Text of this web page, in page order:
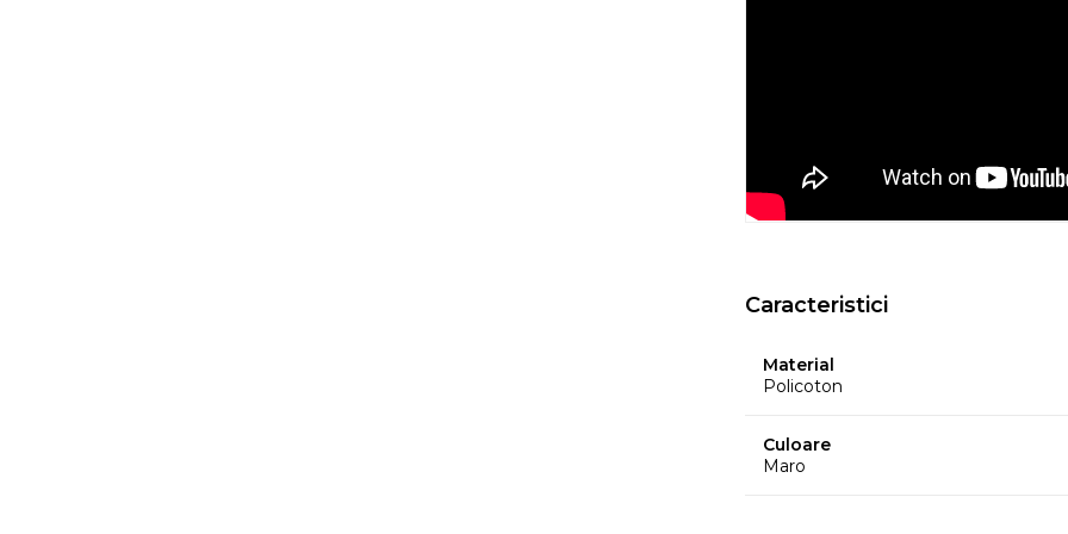
este un brand spaniol de
huselor pentru mobilier. Creativitatea,
Caracteristici
Material
Policoton
Culoare
Maro